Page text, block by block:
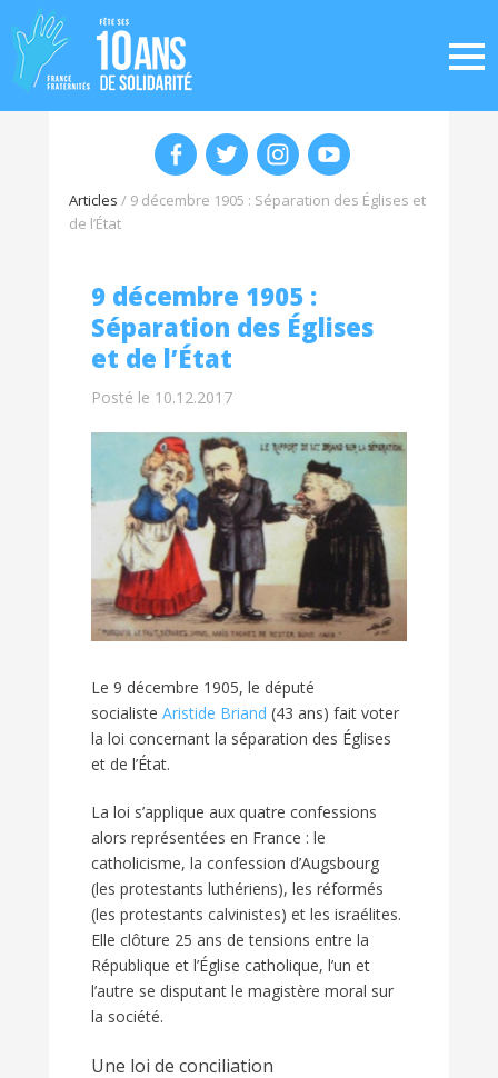
Articles / 9 décembre 1905 : Séparation des Églises et
de l’État
9 décembre 1905 :
Séparation des Églises
et de l’État
Posté le 10.12.2017
Le 9 décembre 1905, le député
socialiste Aristide Briand (43 ans) fait voter
la loi concernant la séparation des Églises
et de l’État.
La loi s’applique aux quatre confessions
alors représentées en France : le
catholicisme, la confession d’Augsbourg
(les protestants luthériens), les réformés
(les protestants calvinistes) et les israélites.
Elle clôture 25 ans de tensions entre la
République et l’Église catholique, l’un et
l’autre se disputant le magistère moral sur
la société.
Une loi de conciliation